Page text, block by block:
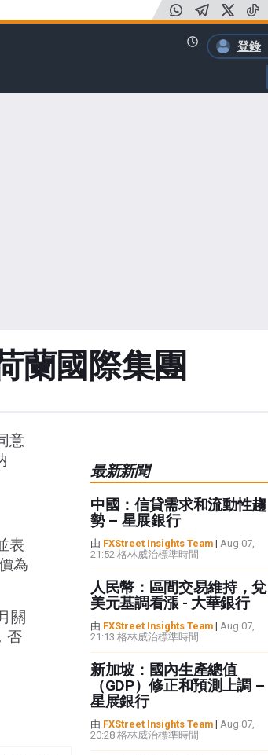
登錄
蘭國際集團
意
表
為
關
否
最新新聞
中國：信貸需求和流動性趨
勢 – 星展銀行
由 FXStreet Insights Team| Aug 07,
21:52 格林威治標準時間
人民幣：區間交易維持，兌
美元基調看漲 - 大華銀行
由 FXStreet Insights Team| Aug 07,
21:13 格林威治標準時間
新加坡：國內生產總值
（GDP）修正和預測上調 –
星展銀行
由 FXStreet Insights Team| Aug 07,
20:28 格林威治標準時間